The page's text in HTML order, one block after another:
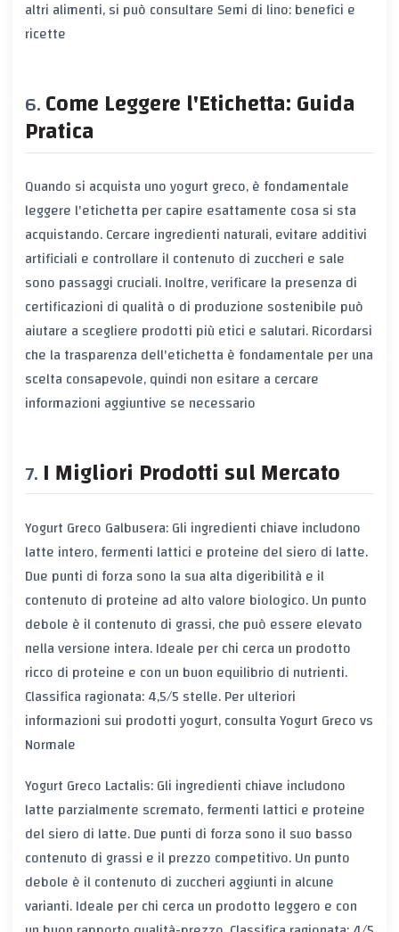
altri alimenti, si può consultare Semi di lino: benefici e
ricette
Come Leggere l'Etichetta: Guida
Pratica
Quando si acquista uno yogurt greco, è fondamentale
leggere l'etichetta per capire esattamente cosa si sta
acquistando. Cercare ingredienti naturali, evitare additivi
artificiali e controllare il contenuto di zuccheri e sale
sono passaggi cruciali. Inoltre, verificare la presenza di
certificazioni di qualità o di produzione sostenibile può
aiutare a scegliere prodotti più etici e salutari. Ricordarsi
che la trasparenza dell'etichetta è fondamentale per una
scelta consapevole, quindi non esitare a cercare
informazioni aggiuntive se necessario
I Migliori Prodotti sul Mercato
Yogurt Greco Galbusera: Gli ingredienti chiave includono
latte intero, fermenti lattici e proteine del siero di latte.
Due punti di forza sono la sua alta digeribilità e il
contenuto di proteine ad alto valore biologico. Un punto
debole è il contenuto di grassi, che può essere elevato
nella versione intera. Ideale per chi cerca un prodotto
ricco di proteine e con un buon equilibrio di nutrienti.
Classifica ragionata: 4,5/5 stelle. Per ulteriori
informazioni sui prodotti yogurt, consultaYogurt Greco vs
Normale
Yogurt Greco Lactalis: Gli ingredienti chiave includono
latte parzialmente scremato, fermenti lattici e proteine
del siero di latte. Due punti di forza sono il suo basso
contenuto di grassi e il prezzo competitivo. Un punto
debole è il contenuto di zuccheri aggiunti in alcune
varianti. Ideale per chi cerca un prodotto leggero e con